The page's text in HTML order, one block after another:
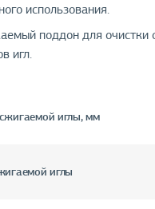
использования.
поддон для очистки
игл.
иглы, мм
иглы